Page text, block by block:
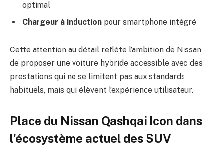
optimal
Chargeur à induction pour smartphone intégré
Cette attention au détail reflète l’ambition de Nissan
de proposer une voiture hybride accessible avec des
prestations qui ne se limitent pas aux standards
habituels, mais qui élèvent l’expérience utilisateur.
Place du Nissan Qashqai Icon dans
l’écosystème actuel des SUV